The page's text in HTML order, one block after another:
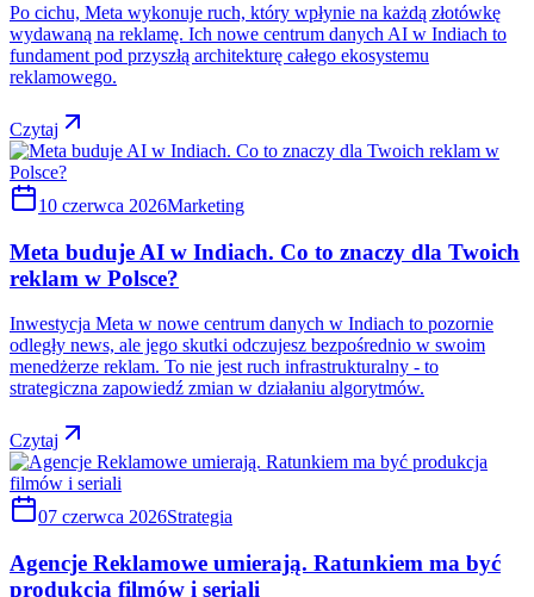
Po cichu, Meta wykonuje ruch, który wpłynie na każdą złotówkę
wydawaną na reklamę. Ich nowe centrum danych AI w Indiach to
fundament pod przyszłą architekturę całego ekosystemu
reklamowego.
Czytaj
10 czerwca 2026Marketing
Meta buduje AI w Indiach. Co to znaczy dla Twoich
reklam w Polsce?
Inwestycja Meta w nowe centrum danych w Indiach to pozornie
odległy news, ale jego skutki odczujesz bezpośrednio w swoim
menedżerze reklam. To nie jest ruch infrastrukturalny - to
strategiczna zapowiedź zmian w działaniu algorytmów.
Czytaj
07 czerwca 2026Strategia
Agencje Reklamowe umierają. Ratunkiem ma być
produkcja filmów i seriali